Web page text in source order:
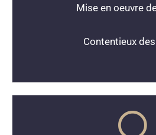
Mise en oeuvre
Contentieux